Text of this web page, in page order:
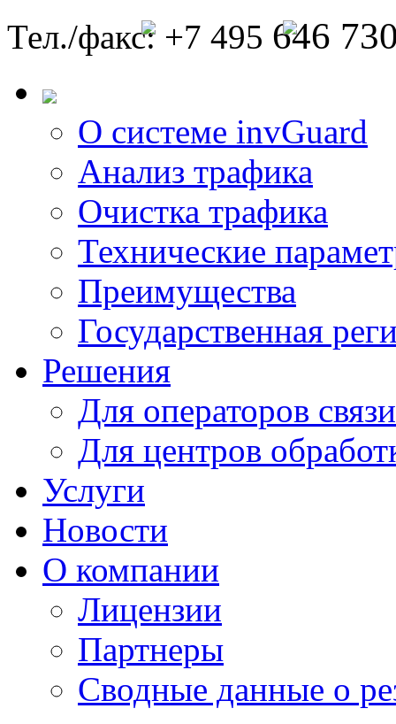
Тел./факс: +7 495 646
О системе invGuard
Анализ трафика
Очистка трафика
Технические
Преимущества
Государственная
Решения
Для операторов связи
Для центров
Услуги
Новости
О компании
Лицензии
Партнеры
Cводные данные о